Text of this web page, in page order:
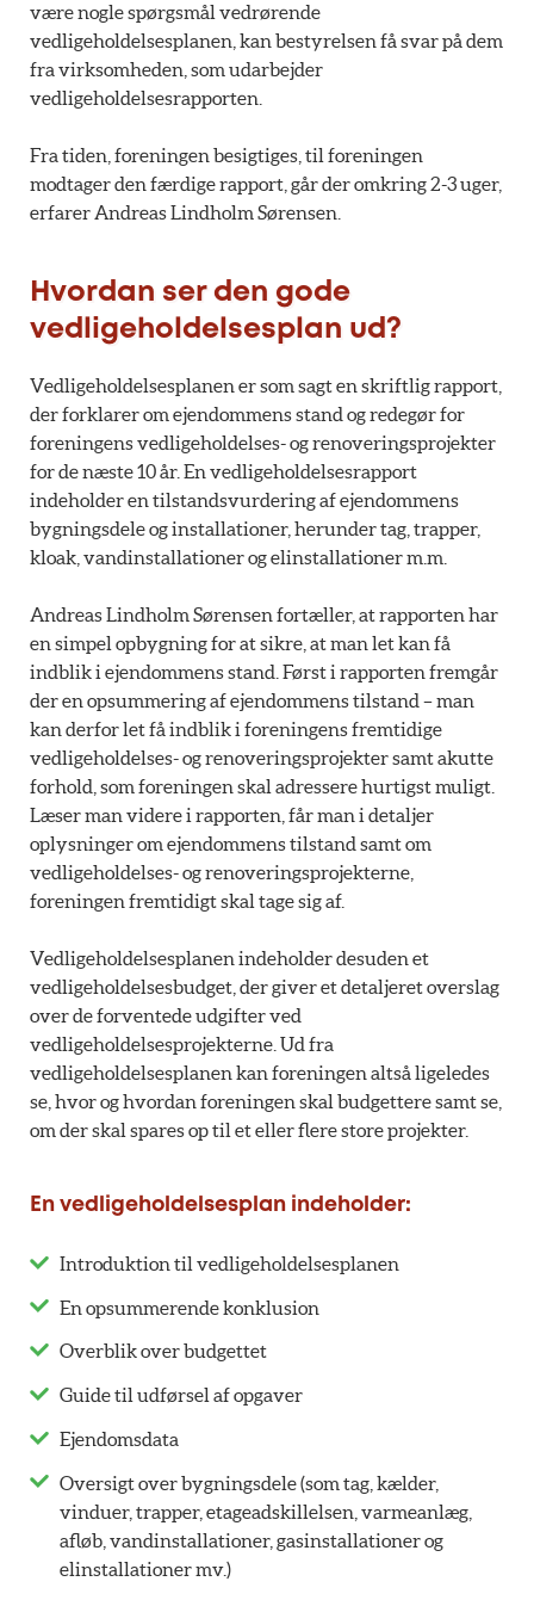
være nogle spørgsmål vedrørende
vedligeholdelsesplanen, kan bestyrelsen få svar på dem
fra virksomheden, som udarbejder
vedligeholdelsesrapporten.
Fra tiden, foreningen besigtiges, til foreningen
modtager den færdige rapport, går der omkring 2-3 uger,
erfarer Andreas Lindholm Sørensen.
Hvordan ser den gode
vedligeholdelsesplan ud?
Vedligeholdelsesplanen er som sagt en skriftlig rapport,
der forklarer om ejendommens stand og redegør for
foreningens vedligeholdelses- og renoveringsprojekter
for de næste 10 år. En vedligeholdelsesrapport
indeholder en tilstandsvurdering af ejendommens
bygningsdele og installationer, herunder tag, trapper,
kloak, vandinstallationer og elinstallationer m.m.
Andreas Lindholm Sørensen fortæller, at rapporten har
en simpel opbygning for at sikre, at man let kan få
indblik i ejendommens stand. Først i rapporten fremgår
der en opsummering af ejendommens tilstand – man
kan derfor let få indblik i foreningens fremtidige
vedligeholdelses- og renoveringsprojekter samt akutte
forhold, som foreningen skal adressere hurtigst muligt.
Læser man videre i rapporten, får man i detaljer
oplysninger om ejendommens tilstand samt om
vedligeholdelses- og renoveringsprojekterne,
foreningen fremtidigt skal tage sig af.
Vedligeholdelsesplanen indeholder desuden et
vedligeholdelsesbudget, der giver et detaljeret overslag
over de forventede udgifter ved
vedligeholdelsesprojekterne. Ud fra
vedligeholdelsesplanen kan foreningen altså ligeledes
se, hvor og hvordan foreningen skal budgettere samt se,
om der skal spares op til et eller flere store projekter.
En vedligeholdelsesplan indeholder:
Introduktion til vedligeholdelsesplanen
En opsummerende konklusion
Overblik over budgettet
Guide til udførsel af opgaver
Ejendomsdata
Oversigt over bygningsdele (som tag, kælder,
vinduer, trapper, etageadskillelsen, varmeanlæg,
afløb, vandinstallationer, gasinstallationer og
elinstallationer mv.)